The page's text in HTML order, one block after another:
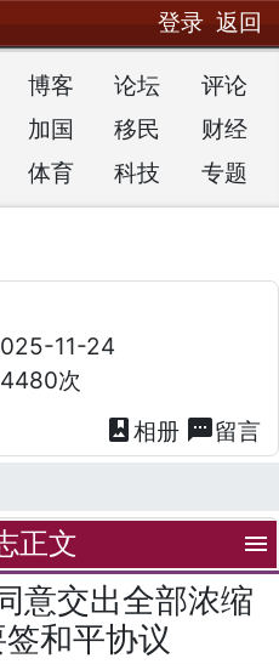
登录 返回
博客 论坛
评论
加国 移民
财经
体育 科技 专题
11-24
次
photo_album 相册 textsms留言
正文 menu
意交出全部浓缩
和平协议